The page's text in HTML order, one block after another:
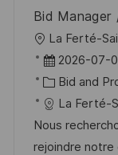
Bid Manager
O
r
t
La Ferté-
D
a
t
u
m
2026-07-
K
a
t
e
Bid and
La Ferté-
Nous
rejoindre notre